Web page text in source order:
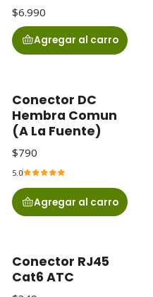
$6.990
Agregar al carro
Conector DC
Hembra Comun
(A La Fuente)
$790
5.0
Agregar al carro
Conector RJ45
Cat6 ATC